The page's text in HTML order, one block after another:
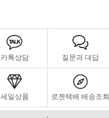
카톡상담 질문과 대답
세일상품 로젠택배 배송조회